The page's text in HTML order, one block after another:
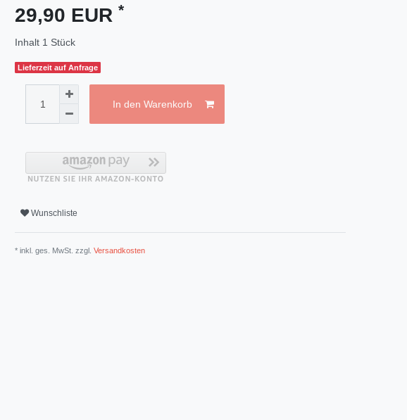
29,90 EUR *
Inhalt 1 Stück
Lieferzeit auf Anfrage
In den Warenkorb
Wunschliste
* inkl. ges. MwSt. zzgl. Versandkosten